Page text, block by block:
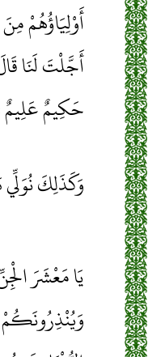
أَوْلِيَاؤُهُمْ
أَجَّلْتَ لَنَا
حَكِيمٌ عَلِيمٌ
وَكَذَلِكَ
يَا مَعْشَرَ
وَيُنْذِرُونَكُمْ